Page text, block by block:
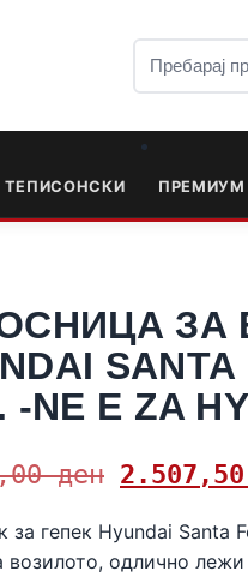
ПРЕМИУМ
ЗА
-NE E ZA
ден 2.507,50
за гепек Hyundai Santa
возилото, одлично